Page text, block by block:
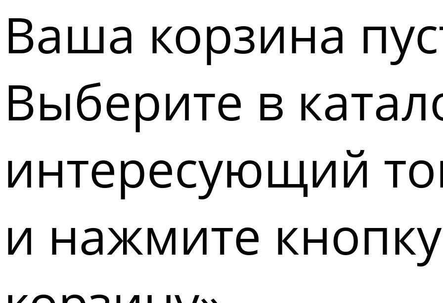
Ваша корзина
Выберите в
интересующий
и нажмите